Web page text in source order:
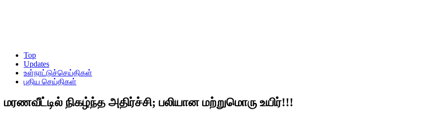
Top
Updates
உள்நாட்டுச்செய்திகள்
புதிய செய்திகள்
மரணவீட்டில் நிகழ்ந்த அதிர்ச்சி; பலியான மற்றுமொரு உயிர்!!!